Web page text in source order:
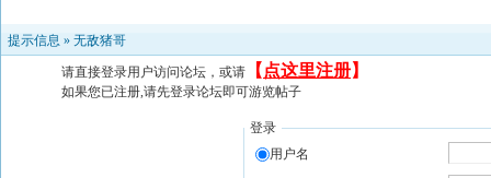
提示信息 » 无敌猪哥
请直接登录用户访问论坛，或请 【 点这里注册】
如果您已注册,请先登录论坛即可游览帖子
登录
用户名